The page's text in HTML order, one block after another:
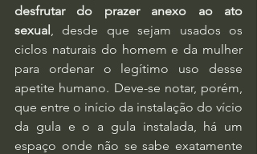
desfrutar do prazer anexo ao ato
sexual, desde que sejam usados os
ciclos naturais do homem e da mulher
para ordenar o legítimo uso desse
apetite humano. Deve-se notar, porém,
que entre o início da instalação do vício
da gula e o a gula instalada, há um
espaço onde não se sabe exatamente